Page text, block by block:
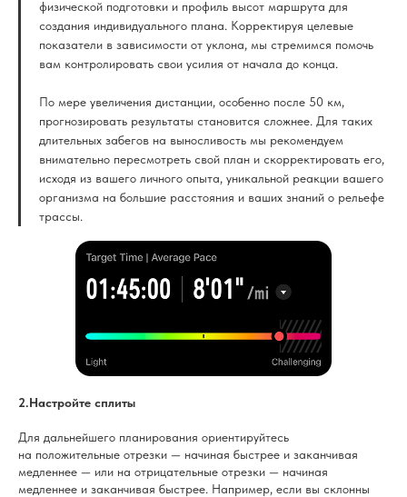
физической подготовки и профиль высот маршрута для
создания индивидуального плана. Корректируя целевые
показатели в зависимости от уклона, мы стремимся помочь
вам контролировать свои усилия от начала до конца.
По мере увеличения дистанции, особенно после 50 км,
прогнозировать результаты становится сложнее. Для таких
длительных забегов на выносливость мы рекомендуем
внимательно пересмотреть свой план и скорректировать его,
исходя из вашего личного опыта, уникальной реакции вашего
организма на большие расстояния и ваших знаний о рельефе
трассы.
2.Настройте сплиты
Для дальнейшего планирования ориентируйтесь
на положительные отрезки — начиная быстрее и заканчивая
медленнее — или на отрицательные отрезки — начиная
медленнее и заканчивая быстрее. Например, если вы склонны